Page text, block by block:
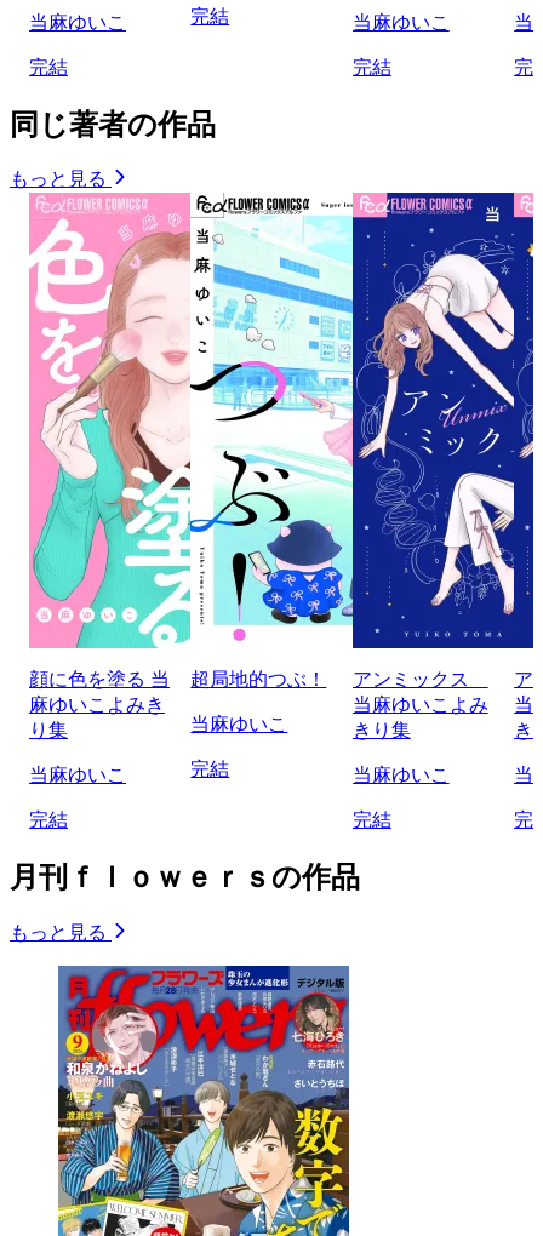
当麻ゆいこ
完結
完結 当麻ゆいこ
完結
当
完
同じ著者の作品
もっと見る
顔に色を塗る 当
麻ゆいこよみき
り集
当麻ゆいこ
完結
超局地的つぶ！
当麻ゆいこ
完結
アンミックス
当麻ゆいこよみ
きり集
当麻ゆいこ
完結
ア
当
き
当
完
月刊ｆｌｏｗｅｒｓの作品
もっと見る